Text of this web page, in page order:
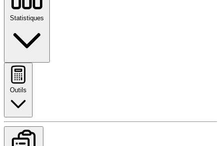
Statistiques
Outils